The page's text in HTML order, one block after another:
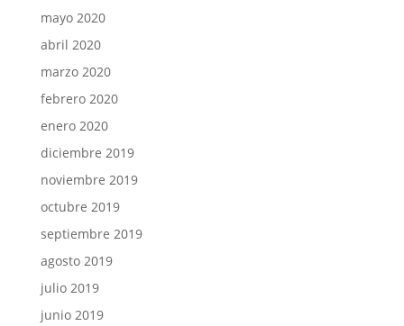
mayo 2020
abril 2020
marzo 2020
febrero 2020
enero 2020
diciembre 2019
noviembre 2019
octubre 2019
septiembre 2019
agosto 2019
julio 2019
junio 2019